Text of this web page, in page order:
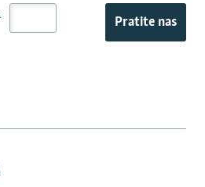
Pratite nas